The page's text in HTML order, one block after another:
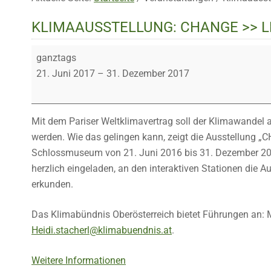
KLIMAAUSSTELLUNG: CHANGE >>
Klimaausstellung:
CHANGE
im
KlimaWandel
ganztags
21. Juni 2017 – 31. Dezember 2017
Mit dem Pariser Weltklimavertrag soll der
werden. Wie das gelingen kann, zeigt die Ausstellung
Schlossmuseum von 21. Juni 2016 bis 31. Dezember
herzlich eingeladen, an den interaktiven Stationen die
erkunden.
Das Klimabündnis Oberösterreich bietet Führungen an:
Heidi.stacherl@klimabuendnis.at.
Weitere Informationen